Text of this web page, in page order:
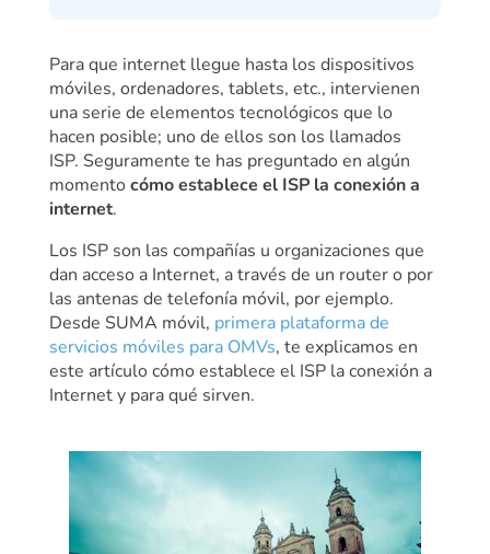
Para que internet llegue hasta los dispositivos
móviles, ordenadores, tablets, etc., intervienen
una serie de elementos tecnológicos que lo
hacen posible; uno de ellos son los llamados
ISP. Seguramente te has preguntado en algún
momentocómo establece el ISP la conexión a
internet.
Los ISP son las compañías u organizaciones que
dan acceso a Internet, a través de un router o por
las antenas de telefonía móvil, por ejemplo.
Desde SUMA móvil, primera plataforma de
servicios móviles para OMVs, te explicamos en
este artículo cómo establece el ISP la conexión a
Internet y para qué sirven.